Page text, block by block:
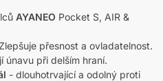
AYANEO Pocket S, AIR &
přesnost a ovladatelnost.
únavu při delším hraní.
- dlouhotrvající a odolný proti